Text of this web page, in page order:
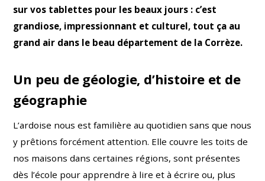
sur vos tablettes pour les beaux jours : c’est
grandiose, impressionnant et culturel, tout ça au
grand air dans le beau département de la Corrèze.
Un peu de géologie, d’histoire et de
géographie
L’ardoise nous est familière au quotidien sans que nous
y prêtions forcément attention. Elle couvre les toits de
nos maisons dans certaines régions, sont présentes
dès l’école pour apprendre à lire et à écrire ou, plus